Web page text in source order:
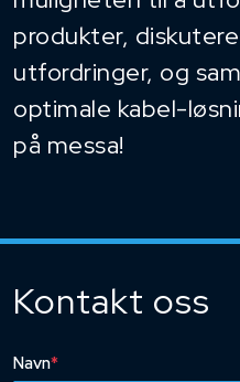
produkter,
utfordringer, og
optimale kabel-
på messa!
Kontakt oss
Navn*